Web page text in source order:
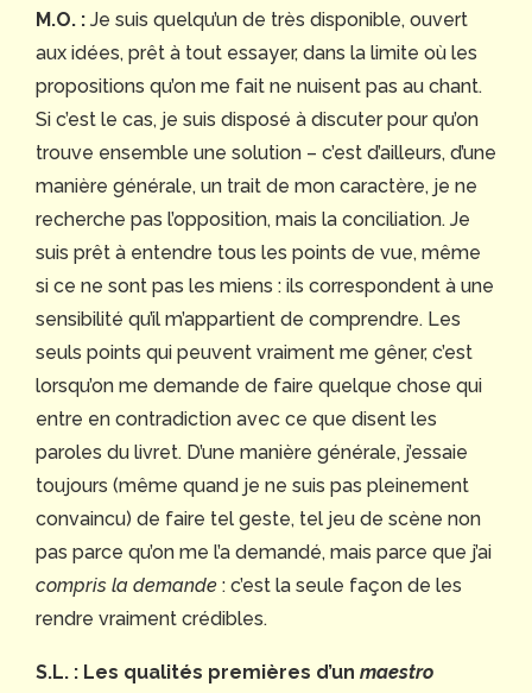
M.O. : Je suis quelqu’un de très disponible, ouvert
aux idées, prêt à tout essayer, dans la limite où les
propositions qu’on me fait ne nuisent pas au chant.
Si c’est le cas, je suis disposé à discuter pour qu’on
trouve ensemble une solution – c’est d’ailleurs, d’une
manière générale, un trait de mon caractère, je ne
recherche pas l’opposition, mais la conciliation. Je
suis prêt à entendre tous les points de vue, même
si ce ne sont pas les miens : ils correspondent à une
sensibilité qu’il m’appartient de comprendre. Les
seuls points qui peuvent vraiment me gêner, c’est
lorsqu’on me demande de faire quelque chose qui
entre en contradiction avec ce que disent les
paroles du livret. D’une manière générale, j’essaie
toujours (même quand je ne suis pas pleinement
convaincu) de faire tel geste, tel jeu de scène non
pas parce qu’on me l’a demandé, mais parce que j’ai
compris la demande : c’est la seule façon de les
rendre vraiment crédibles.
S.L. : Les qualités premières d’un maestro